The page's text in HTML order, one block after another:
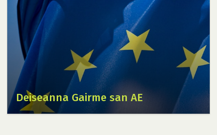
Deiseanna Gairme san AE